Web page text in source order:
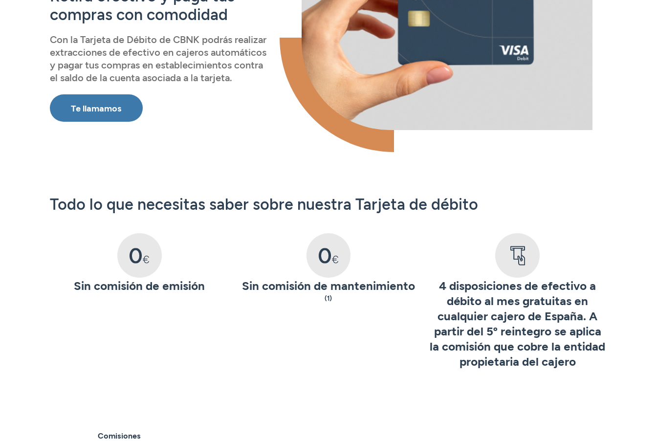
Seguros
Servicios
Acceder
Seguros
Servicios
Acceder
Seguros
Servicios
Expatriados
Seguros
Servicios
Acceder
compras con comodidad
Con la Tarjeta de Débito de CBNK podrás realizar
extracciones de efectivo en cajeros automáticos
y pagar tus compras en establecimientos contra
el saldo de la cuenta asociada a la tarjeta.
Te llamamos
Todo lo que necesitas saber sobre nuestra Tarjeta de débito
Sin comisión de emisión Sin comisión de mantenimiento
(1)
4 disposiciones de efectivo a
débito al mes gratuitas en
cualquier cajero de España. A
partir del 5º reintegro se aplica
la comisión que cobre la entidad
propietaria del cajero
Comisiones